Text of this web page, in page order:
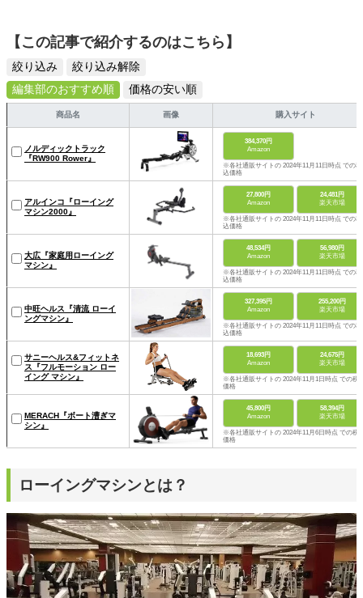
【この記事で紹介するのはこちら】
絞り込み
絞り込み解除
編集部のおすすめ順
価格の安い順
商品名 画像 購入サイト
ノルディックトラック
『RW900 Rower』
384,370円
Amazon
※各社通販サイトの 2024年11月11日時点 での税
込価格
アルインコ『ローイング
マシン2000』
27,800円
Amazon
24,481円
楽天市場
※各社通販サイトの 2024年11月11日時点 での税
込価格
大広『家庭用ローイング
マシン』
48,534円
Amazon
56,980円
楽天市場
※各社通販サイトの 2024年11月11日時点 での税
込価格
中旺ヘルス『清流 ローイ
ングマシン』
327,395円
Amazon
255,200円
楽天市場
※各社通販サイトの 2024年11月11日時点 での税
込価格
サニーヘルス&フィットネ
ス『フルモーション ロー
イング マシン』
18,693円
Amazon
24,675円
楽天市場
※各社通販サイトの 2024年11月1日時点 での税
価格
MERACH『ボート漕ぎマ
シン』
45,800円
Amazon
58,394円
楽天市場
※各社通販サイトの 2024年11月6日時点 での税
価格
ローイングマシンとは？